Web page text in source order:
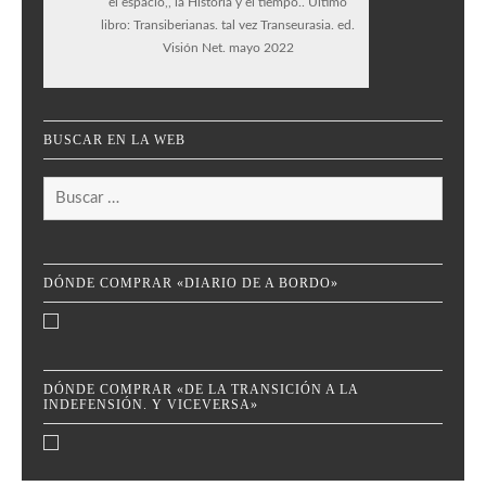
libro: Transiberianas. tal vez Transeurasia. ed.
Visión Net. mayo 2022
BUSCAR EN LA WEB
Buscar:
DÓNDE COMPRAR «DIARIO DE A BORDO»
DÓNDE COMPRAR «DE LA TRANSICIÓN A LA
INDEFENSIÓN. Y VICEVERSA»